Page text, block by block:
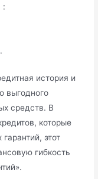
:
история и
выгодного
средств. В
которые
этот
гибкость